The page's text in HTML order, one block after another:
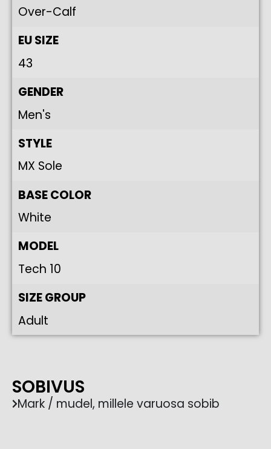
Over-Calf
EU SIZE
43
GENDER
Men's
STYLE
MX Sole
BASE COLOR
White
MODEL
Tech 10
SIZE GROUP
Adult
SOBIVUS
Mark / mudel, millele varuosa sobib